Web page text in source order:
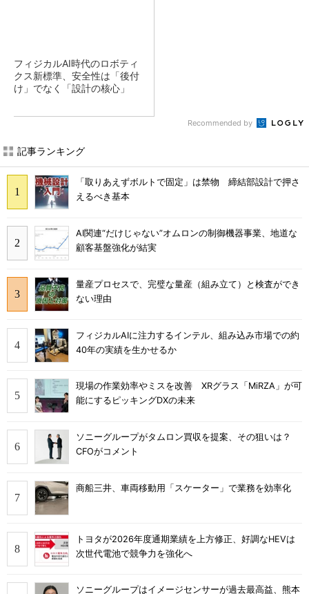
フィジカルAI時代のロボティ
クス新標準、安全性は「後付
け」でなく「設計の核心」
Recommended by
記事ランキング
「取りあえずボルトで固定」は禁物 締結部設計で押さ
えるべき基本
AI関連“だけじゃない”オムロンの制御機器事業、地道な
顧客基盤強化が結実
量産プロセスで、完璧な量産（組み立て）と検査ができ
ない理由
フィジカルAIに注力するインテル、組み込み市場での約
40年の実績を生かせるか
現場の作業効率やミスを改善 XRグラス「MiRZA」が可
能にするピッキングDXの未来
ソニーグループがタムロン買収を提案、その狙いは？
CFOがコメント
商船三井、車両移動用「スケーター」で業務を効率化
トヨタが2026年度通期業績を上方修正、好調なHEVは
次世代電池で競争力を強化へ
ソニーグループはイメージセンサーが過去最高益、熊本